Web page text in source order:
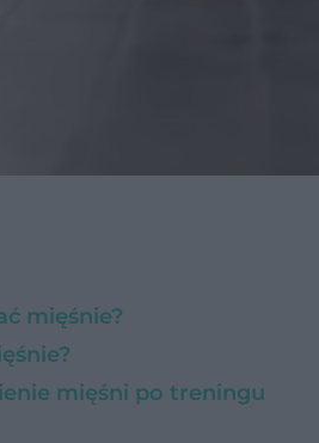
mięśnie?
mięśni po treningu